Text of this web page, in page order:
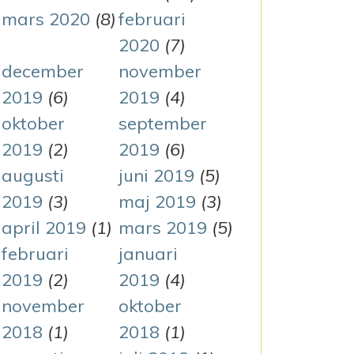
HUS I HELSINGFORS
mars 2020 (8)februari
2020 (7)
december
2019 (6)
november
2019 (4)
oktober
2019 (2)
september
2019 (6)
augusti
2019 (3)
juni 2019 (5)
maj 2019 (3)
april 2019 (1) mars 2019 (5)
februari
2019 (2)
januari
2019 (4)
november
2018 (1)
oktober
2018 (1)